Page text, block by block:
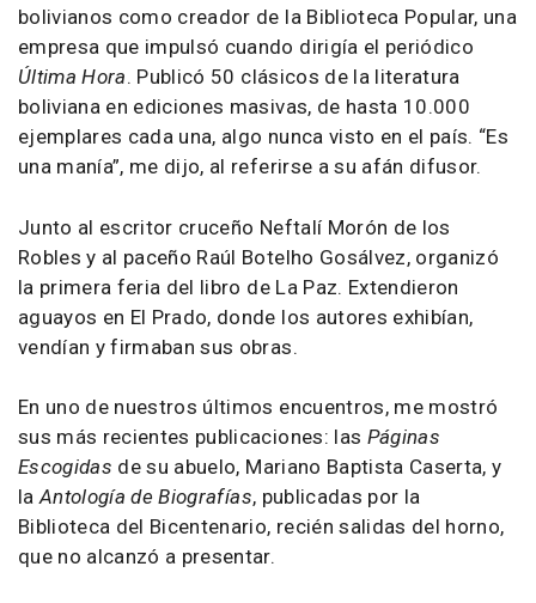
bolivianos como creador de la Biblioteca Popular, una
empresa que impulsó cuando dirigía el periódico
Última Hora. Publicó 50 clásicos de la literatura
boliviana en ediciones masivas, de hasta 10.000
ejemplares cada una, algo nunca visto en el país. “Es
una manía”, me dijo, al referirse a su afán difusor.
Junto al escritor cruceño Neftalí Morón de los
Robles y al paceño Raúl Botelho Gosálvez, organizó
la primera feria del libro de La Paz. Extendieron
aguayos en El Prado, donde los autores exhibían,
vendían y firmaban sus obras.
En uno de nuestros últimos encuentros, me mostró
sus más recientes publicaciones: las Páginas
Escogidas de su abuelo, Mariano Baptista Caserta, y
laAntología de Biografías, publicadas por la
Biblioteca del Bicentenario, recién salidas del horno,
que no alcanzó a presentar.